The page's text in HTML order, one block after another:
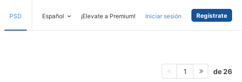
PSD Español ¡Elevate a Premium! Iniciar sesión Regístrate
1 de 26